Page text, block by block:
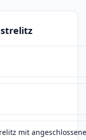
mit